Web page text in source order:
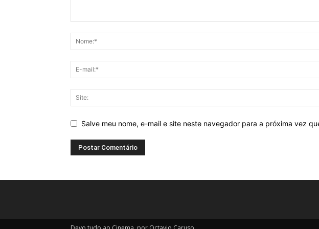
Salve meu nome, e-mail e site neste navegador para a próxima vez